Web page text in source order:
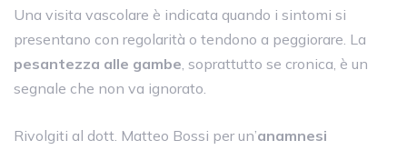
Una visita vascolare è indicata quando i sintomi si
presentano con regolarità o tendono a peggiorare. La
pesantezza alle gambe, soprattutto se cronica, è un
segnale che non va ignorato.
Rivolgiti al dott. Matteo Bossi per un’anamnesi